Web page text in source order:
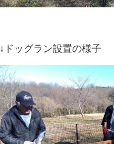
↓ドッグラン設置の様子